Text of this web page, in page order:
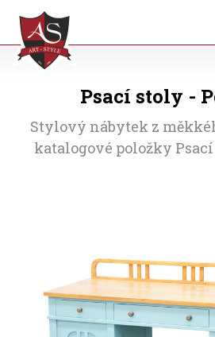
Psací stoly -
Stylový nábytek z
katalogové položky